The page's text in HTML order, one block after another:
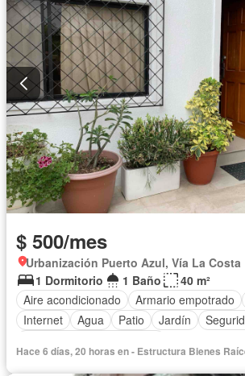
$ 500/mes
Urbanización Puerto Azul, Vía La Costa
1 Dormitorio
1 Baño
40 m²
Aire acondicionado
Armario empotrado
Internet
Agua Patio Jardín
Hace 6 días, 20 horas en - Estructura Bienes